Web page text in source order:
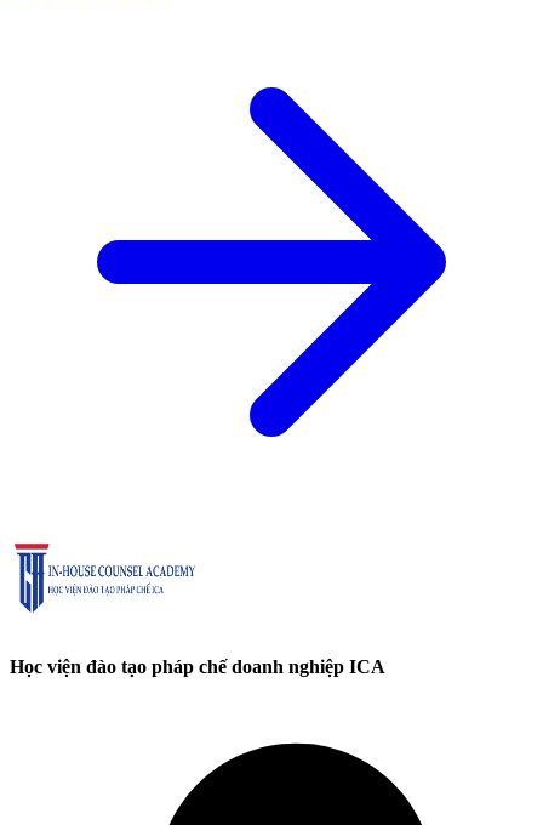
Học viện đào tạo pháp chế doanh nghiệp ICA